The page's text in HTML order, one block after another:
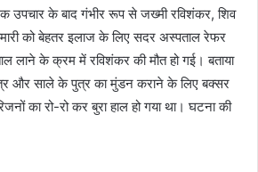
उपचार के बाद गंभीर रूप से जख्मी रविशंकर, शिव
को बेहतर इलाज के लिए सदर अस्पताल रेफर
लाने के क्रम में रविशंकर की मौत हो गई। बताया
और साले के पुत्र का मुंडन कराने के लिए बक्सर
का रो-रो कर बुरा हाल हो गया था। घटना की